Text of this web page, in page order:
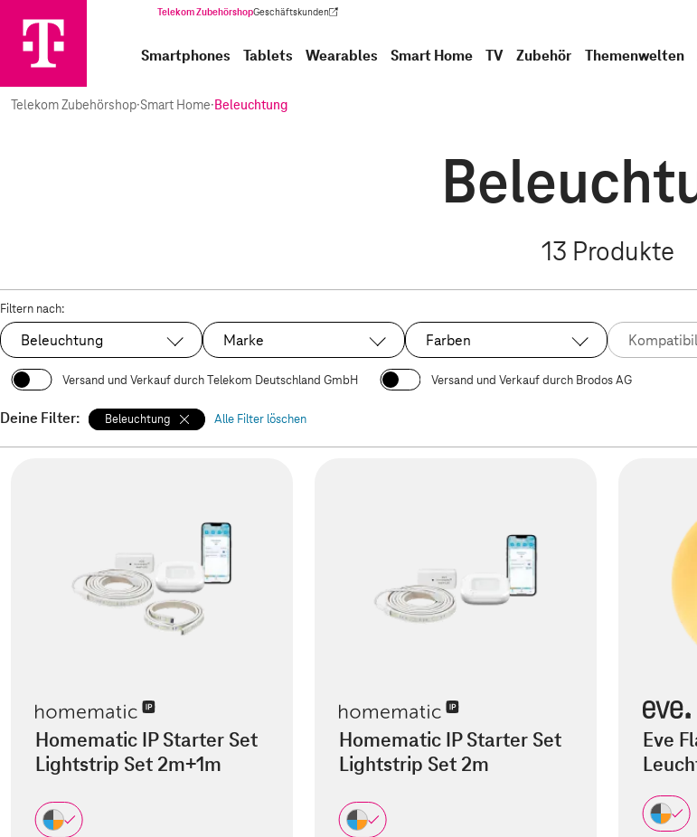
Telekom ZubehörshopGeschäftskunden
(Wird in einem neuen Tab geöffnet)
Smartphones Tablets Wearables Smart Home TV Zubehör Themenwelten
Telekom Zubehörshop·Smart Home·Beleuchtung
13 Produkte
Filtern nach:
Ausgewählt:
Beleuchtung Marke Farben
Versand und Verkauf durch Telekom Deutschland GmbH Versand und Verkauf durch Brodos AG
Deine Filter: Beleuchtung Alle Filter löschen
Homematic IP Starter Set
Lightstrip Set 2m+1m
Homematic IP Starter Set
Lightstrip Set 2m
Eve